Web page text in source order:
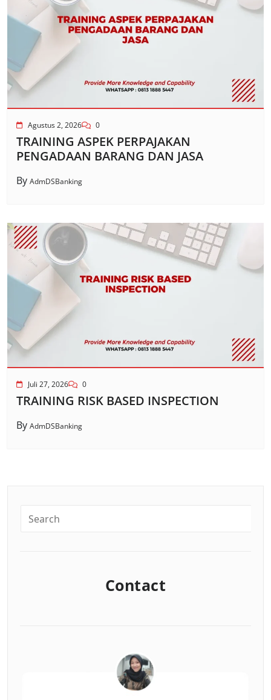
Agustus 2, 2026 0
TRAINING ASPEK PERPAJAKAN
PENGADAAN BARANG DAN JASA
By AdmDSBanking
Juli 27, 2026 0
TRAINING RISK BASED INSPECTION
By AdmDSBanking
Contact